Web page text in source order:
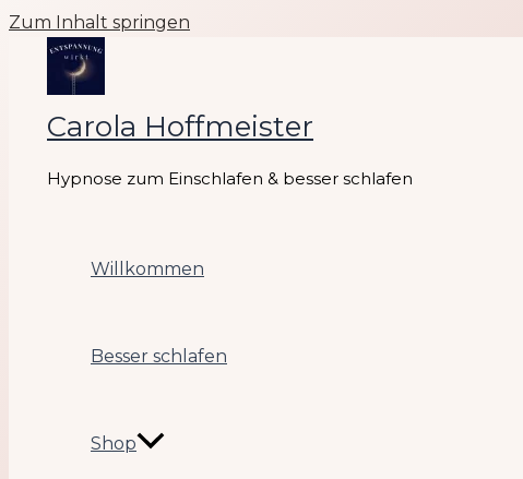
Zum Inhalt springen
Carola Hoffmeister
Hypnose zum Einschlafen & besser schlafen
Willkommen
Besser schlafen
Shop